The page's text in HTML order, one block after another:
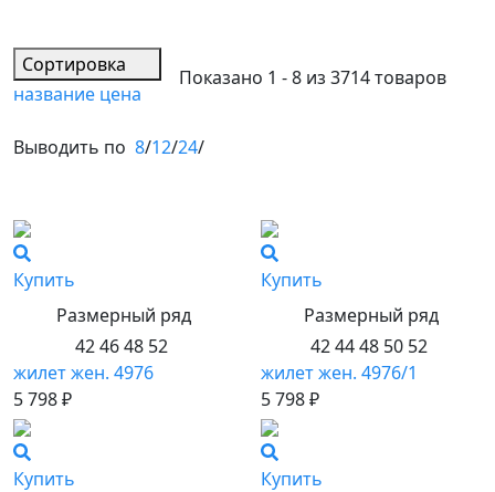
Сортировка
название цена
Показано 1 - 8 из 3714 товаров
Выводить по 8/12/24/
Купить
Размерный ряд
42 46 48 52
жилет жен. 4976
5 798 ₽
Купить
Размерный ряд
42 44 48 50 52
жилет жен. 4976/1
5 798 ₽
Купить
Купить